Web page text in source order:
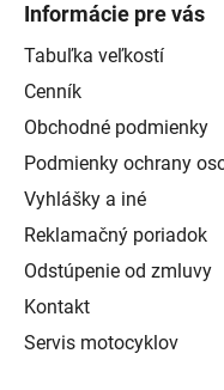
Informácie pre vás
Tabuľka veľkostí
Cenník
Obchodné podmienky
Podmienky ochrany
Vyhlášky a iné
Reklamačný poriadok
Odstúpenie od zmluvy
Kontakt
Servis motocyklov